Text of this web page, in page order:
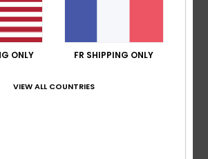
4 février 2026
qualité / prix
: 4/5
ce produit
5
ONLY FR SHIPPING ONLY
VIEW ALL COUNTRIES